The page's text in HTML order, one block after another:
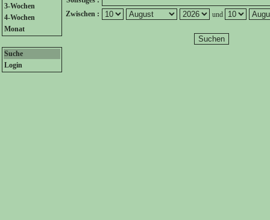
3-Wochen
4-Wochen
Monat
Suche
Login
Zwischen :
und